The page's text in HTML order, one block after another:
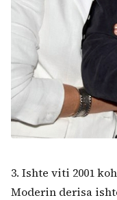
3. Ishte viti 2001
Moderin derisa